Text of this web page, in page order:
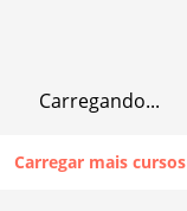
Carregando...
Carregar mais cursos